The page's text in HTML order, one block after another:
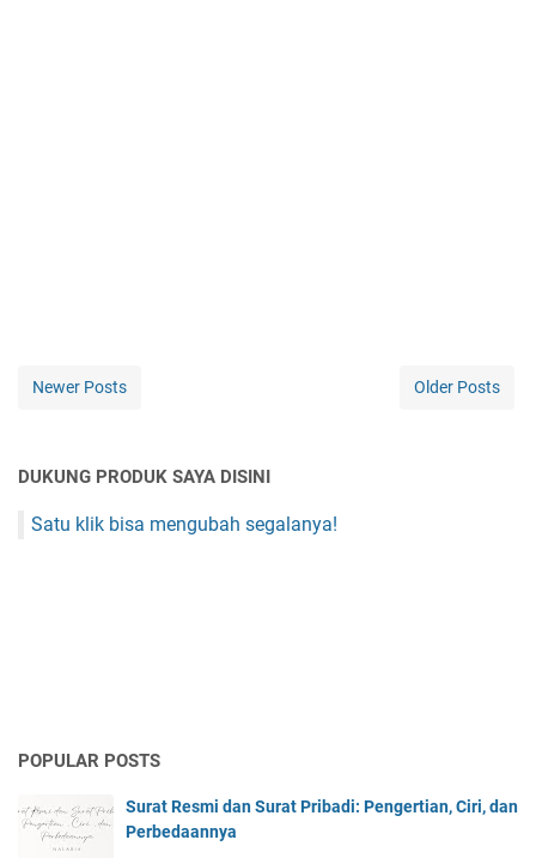
Newer Posts Older Posts
DUKUNG PRODUK SAYA DISINI
Satu klik bisa mengubah segalanya!
POPULAR POSTS
Surat Resmi dan Surat Pribadi: Pengertian, Ciri, dan
Perbedaannya